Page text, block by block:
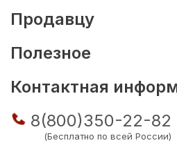
Продавцу
Полезное
Контактная
8(800)350-22-82
(Бесплатно по всей России)